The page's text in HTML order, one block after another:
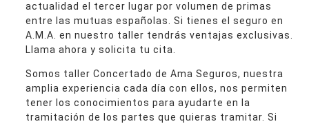
actualidad el tercer lugar por volumen de primas
entre las mutuas españolas. Si tienes el seguro en
A.M.A. en nuestro taller tendrás ventajas exclusivas.
Llama ahora y solicita tu cita.
Somos taller Concertado de Ama Seguros, nuestra
amplia experiencia cada día con ellos, nos permiten
tener los conocimientos para ayudarte en la
tramitación de los partes que quieras tramitar. Si